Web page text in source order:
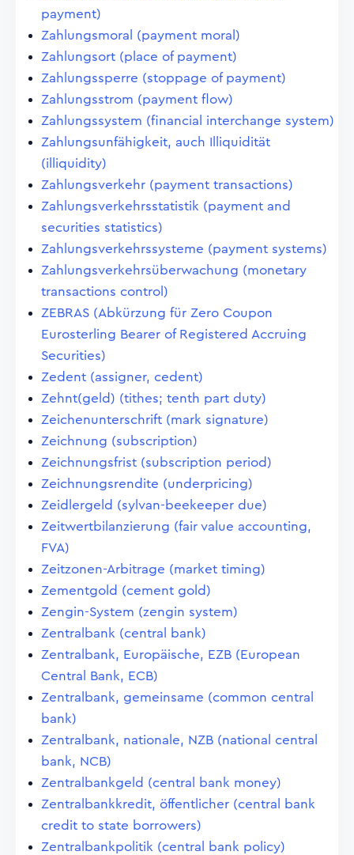
payment)
Zahlungsmoral (payment moral)
Zahlungsort (place of payment)
Zahlungssperre (stoppage of payment)
Zahlungsstrom (payment flow)
Zahlungssystem (financial interchange system)
Zahlungsunfähigkeit, auch Illiquidität
(illiquidity)
Zahlungsverkehr (payment transactions)
Zahlungsverkehrsstatistik (payment and
securities statistics)
Zahlungsverkehrssysteme (payment systems)
Zahlungsverkehrsüberwachung (monetary
transactions control)
ZEBRAS (Abkürzung für Zero Coupon
Eurosterling Bearer of Registered Accruing
Securities)
Zedent (assigner, cedent)
Zehnt(geld) (tithes; tenth part duty)
Zeichenunterschrift (mark signature)
Zeichnung (subscription)
Zeichnungsfrist (subscription period)
Zeichnungsrendite (underpricing)
Zeidlergeld (sylvan-beekeeper due)
Zeitwertbilanzierung (fair value accounting,
FVA)
Zeitzonen-Arbitrage (market timing)
Zementgold (cement gold)
Zengin-System (zengin system)
Zentralbank (central bank)
Zentralbank, Europäische, EZB (European
Central Bank, ECB)
Zentralbank, gemeinsame (common central
bank)
Zentralbank, nationale, NZB (national central
bank, NCB)
Zentralbankgeld (central bank money)
Zentralbankkredit, öffentlicher (central bank
credit to state borrowers)
Zentralbankpolitik (central bank policy)